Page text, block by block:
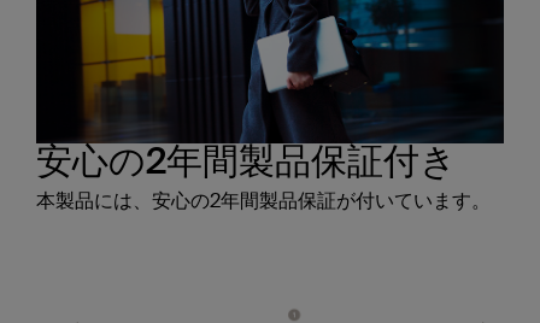
安心の2年間製品保証付き
本製品には、安心の2年間製品保証が付いています。